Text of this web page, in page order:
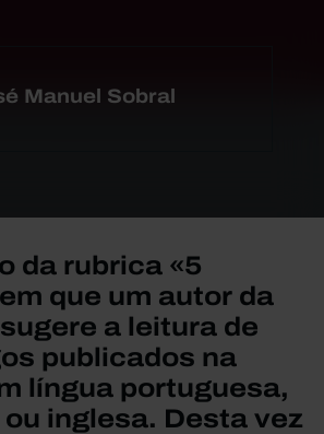
Manuel Sobral
da rubrica «5
que um autor da
a leitura de
publicados na
língua portuguesa,
inglesa. Desta vez